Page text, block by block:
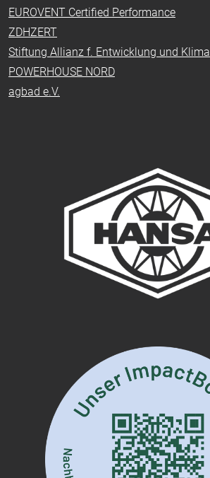
EUROVENT Certified Performance
ZDHZERT
Stiftung Allianz f. Entwicklung und Klima
POWERHOUSE NORD
agbad e.V.